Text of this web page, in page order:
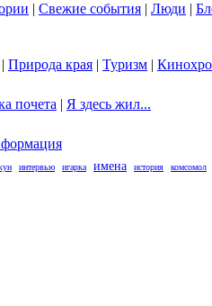
| Свежие события | Люди |
| Природа края | Туризм |
почета | Я здесь жил...
интервью игарка имена история комсомол